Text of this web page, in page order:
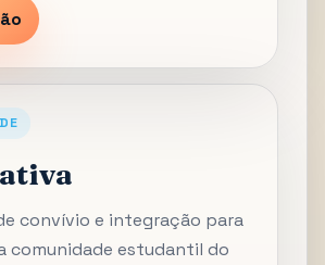
convívio e integração para
comunidade estudantil do